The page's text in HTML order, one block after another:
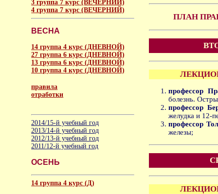
3 группа 7 курс (ВЕЧЕРНИЙ)
4 группа 7 курс (ВЕЧЕРНИЙ)
ВЕСНА
14 группа 4 курс (ДНЕВНОЙ)
27 группа 6 курс (ДНЕВНОЙ)
13 группа 6 курс (ДНЕВНОЙ)
10 группа 4 курс (ДНЕВНОЙ)
правила
отработки
2014/15-й учебный год
2013/14-й учебный год
2012/13-й учебный год
2011/12-й учебный год
ОСЕНЬ
14 группа 4 курс (Д)
ПЛАН
профессор
болезнь.
профессор
желудка и 12-
профессор
железы;